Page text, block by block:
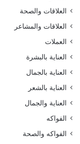
العلاقات والصحة
العلاقات والمشاعر
العملات
العناية بالبشرة
العناية بالجمال
العناية بالشعر
العناية والجمال
الفواكه
الفواكه والصحة